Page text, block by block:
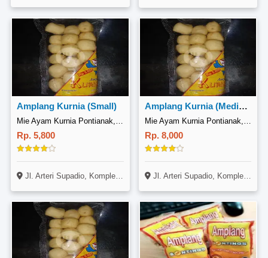
Amplang Kurnia (Small)
Rp. 5,800
Jl. Arteri Supadio, Komplek Adi Griya Karya No. B12, Sungai Raya, Kubu Raya
Amplang Kurnia (Medium)
Rp. 8,000
Jl. Arteri Supadio, Komplek Adi Griya Karya No. B12, Sungai Raya, Kubu Raya